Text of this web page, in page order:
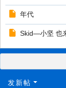
年代
Skid—小坚 也
发新帖